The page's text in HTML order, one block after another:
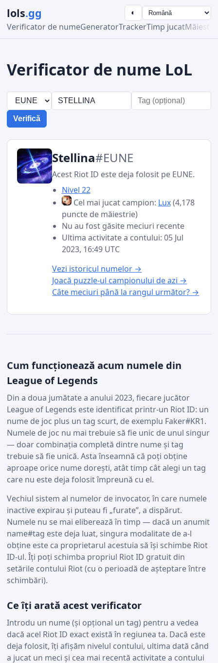
lols.gg
Verificator de numeGeneratorTrackerTimp jucat
◐
Verificator de nume LoL
Verifică
Stellina#EUNE
Acest Riot ID este deja folosit pe EUNE.
Nivel 22
Cel mai jucat campion: Lux(4,178
puncte de măiestrie)
Nu au fost găsite meciuri recente
Ultima activitate a contului: 05 Jul
2023, 16:49 UTC
Vezi istoricul numelor →
Joacă puzzle-ul campionului de azi →
Câte meciuri până la rangul următor? →
Cum funcționează acum numele din
League of Legends
Din a doua jumătate a anului 2023, fiecare jucător
League of Legends este identificat printr-un Riot ID: un
nume de joc plus un tag scurt, de exemplu Faker#KR1.
Numele de joc nu mai trebuie să fie unic de unul singur
— doar combinația completă dintre nume și tag
trebuie să fie unică. Asta înseamnă că poți obține
aproape orice nume dorești, atât timp cât alegi un tag
care nu este deja folosit împreună cu el.
Vechiul sistem al numelor de invocator, în care numele
inactive expirau și puteau fi „furate”, a dispărut.
Numele nu se mai eliberează în timp — dacă un anumit
name#tag este deja luat, singura modalitate de a-l
obține este ca proprietarul acestuia să își schimbe Riot
ID-ul. Îți poți schimba propriul Riot ID gratuit din
setările contului Riot (cu o perioadă de așteptare între
schimbări).
Ce îți arată acest verificator
Introdu un nume (și opțional un tag) pentru a vedea
dacă acel Riot ID exact există în regiunea ta. Dacă este
deja folosit, îți afișăm nivelul contului, ultima dată când
a jucat un meci și cea mai recentă activitate a contului